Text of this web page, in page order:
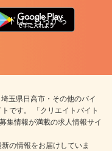
ドはこちらから
玉県日高市・その他のバイ
です。 「クリエイトバイト
集情報が満載の求人情報サイ
の情報をお届けしていま